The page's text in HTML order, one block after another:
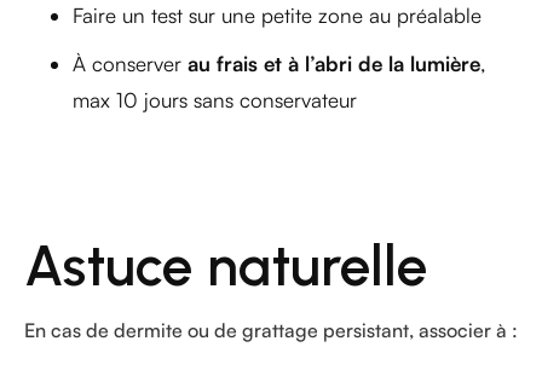
Faire un test sur une petite zone au préalable
À conserver au frais et à l’abri de la lumière,
max 10 jours sans conservateur
Astuce naturelle
En cas de dermite ou de grattage persistant, associer à :